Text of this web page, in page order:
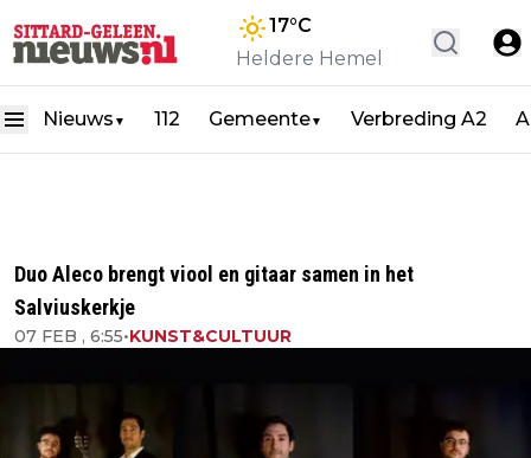
17°C
Heldere Hemel
Nieuws ▼ 112 Gemeente▼ Verbreding A2
Duo Aleco brengt viool en gitaar samen in het
Salviuskerkje
07 FEB , 6:55•KUNST&CULTUUR